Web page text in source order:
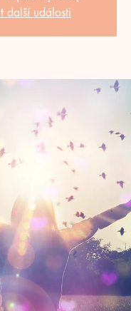
další události